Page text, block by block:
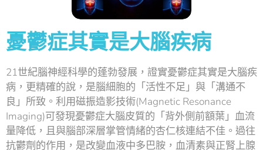
憂鬱症其實是大腦疾病
21世紀腦神經科學的蓬勃發展，證實憂鬱症其實是大腦疾
病，更精確的說，是腦細胞的「活性不足」與「溝通不
良」所致。利用磁振造影技術(Magnetic Resonance
Imaging)可發現憂鬱症大腦皮質的「背外側前額葉」血流
量降低，且與腦部深層掌管情緒的杏仁核連結不佳。過往
抗鬱劑的作用，是改變血液中多巴胺，血清素與正腎上腺